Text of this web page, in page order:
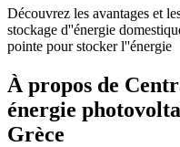
Découvrez les avantages et
stockage d''énergie
pointe pour stocker l''énergie
À propos de
énergie
Grèce